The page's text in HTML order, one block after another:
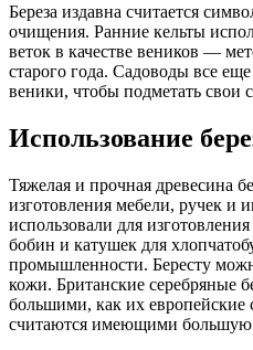
Береза ​​издавна считается
очищения. Ранние кельты
веток в качестве веников —
старого года. Садоводы все
веники, чтобы подметать свои
Использование
Тяжелая и прочная древесина
изготовления мебели, ручек и
использовали для
бобин и катушек для
промышленности. Бересту
кожи. Британские серебряные
большими, как их европейские
считаются имеющими большую